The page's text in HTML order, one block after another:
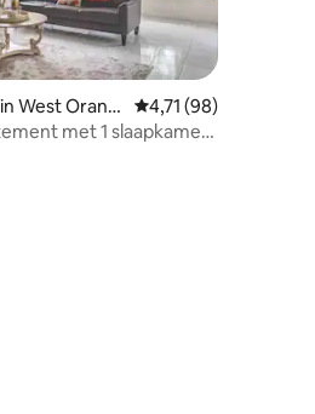
4,94 op 5, 64 recensies
West Orang
Gemiddelde
4,71 (98)
met 1 slaapkamer